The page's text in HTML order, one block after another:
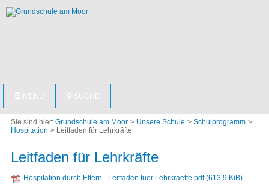
NAVIGATION
☰ MENÜ ⚲ SUCHE
Grundschule am Moor Unsere Schule
Schulprogramm
Hospitation
Leitfaden für Lehrkräfte
Leitfaden für Lehrkräfte
Hospitation durch Eltern - Leitfaden fuer Lehrkraefte.pdf(613,9 KiB)